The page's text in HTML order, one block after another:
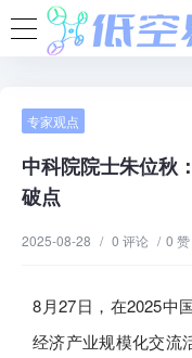
专家观点
中科院院士朱位秋
破点
2025-08-28 / 0 评论 / 0 赞
8月27日，在2025中
经济产业规模化交流